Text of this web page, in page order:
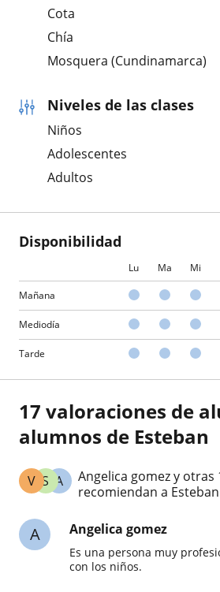
Cota
Chía
Mosquera (Cundinamarca)
Niveles de las clases
Niños
Adolescentes
Adultos
Disponibilidad
Lu Ma Mi
Mañana
Mediodía
Tarde
17 valoraciones de
alumnos de Esteban
A
S
V
Angelica gomez y otras
recomiendan a Esteban
A Angelica gomez
Es una persona muy
con los niños.